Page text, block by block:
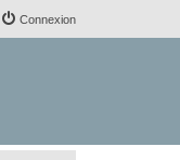
Connexion